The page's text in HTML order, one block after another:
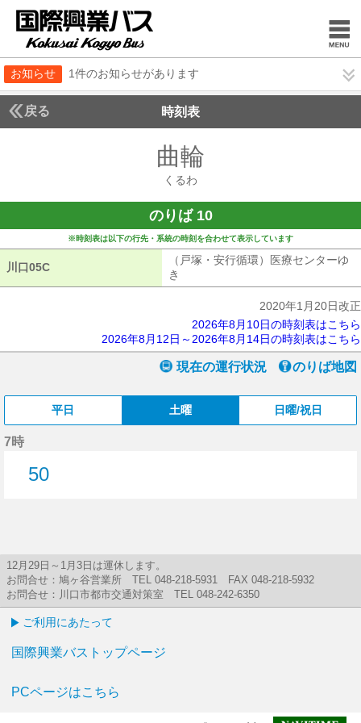
お知らせ 1件のお知らせがあります
戻る 時刻表
曲輪
くるわ
のりば 10
※時刻表は以下の行先・系統の時刻を合わせて表示しています
川口05C
（戸塚・安行循環）医療センターゆ
き
2020年1月20日改正
2026年8月10日の時刻表はこちら
2026年8月12日～2026年8月14日の時刻表はこちら
現在の運行状況 のりば地図
平日 土曜 日曜/祝日
7時
50
12月29日～1月3日は運休します。
お問合せ：鳩ヶ谷営業所 TEL 048-218-5931 FAX 048-218-5932
お問合せ：川口市都市交通対策室 TEL 048-242-6350
ご利用にあたって
国際興業バストップページ
PCページはこちら